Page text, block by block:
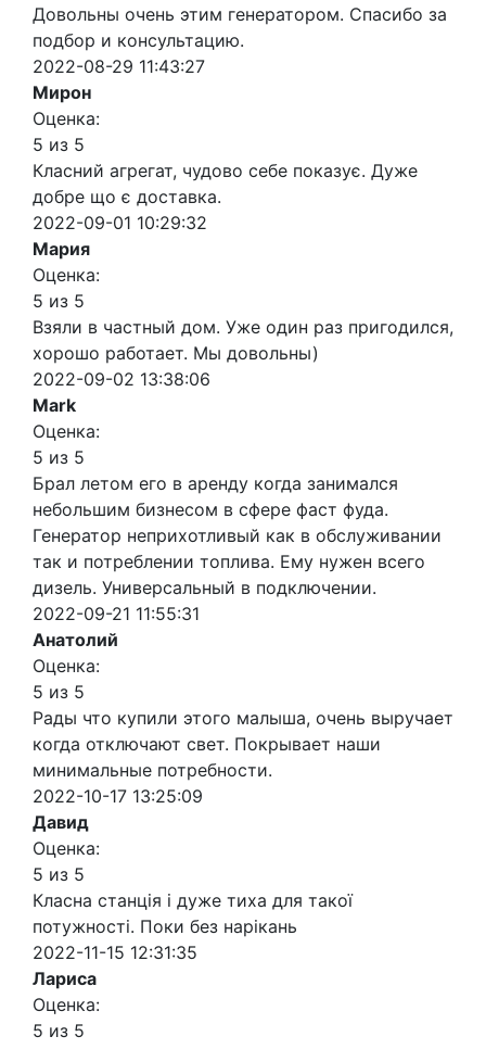
Довольны очень этим генератором. Спасибо за
подбор и консультацию.
2022-08-29 11:43:27
Мирон
Оценка:
5 из 5
Класний агрегат, чудово себе показує. Дуже
добре що є доставка.
2022-09-01 10:29:32
Мария
Оценка:
5 из 5
Взяли в частный дом. Уже один раз пригодился,
хорошо работает. Мы довольны)
2022-09-02 13:38:06
Mark
Оценка:
5 из 5
Брал летом его в аренду когда занимался
небольшим бизнесом в сфере фаст фуда.
Генератор неприхотливый как в обслуживании
так и потреблении топлива. Ему нужен всего
дизель. Универсальный в подключении.
2022-09-21 11:55:31
Анатолий
Оценка:
5 из 5
Рады что купили этого малыша, очень выручает
когда отключают свет. Покрывает наши
минимальные потребности.
2022-10-17 13:25:09
Давид
Оценка:
5 из 5
Класна станція і дуже тиха для такої
потужності. Поки без нарікань
2022-11-15 12:31:35
Лариса
Оценка:
5 из 5